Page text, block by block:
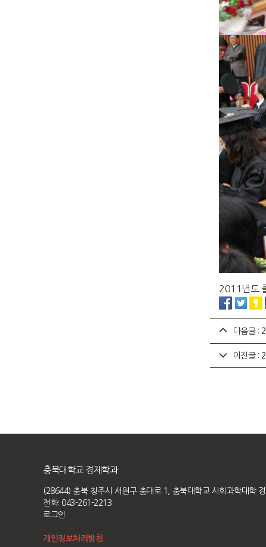
2011년도
다음글 :
이전글 :
충북대학교 경제학과
(28644) 충북 청주시 서원구 충대로 1, 충북대학교 사회과학대학
전화: 043-261-2213
로그인
개인정보처리방침